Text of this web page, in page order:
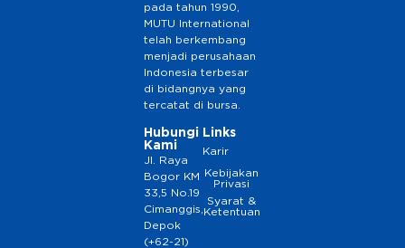
pada tahun 1990,
MUTU International
telah berkembang
menjadi perusahaan
Indonesia terbesar
di bidangnya yang
tercatat di bursa.
Hubungi
Kami
Jl. Raya
Bogor KM
33,5 No.19
Cimanggis,
Depok
(+62-21)
Links
Karir
Kebijakan
Privasi
Syarat &
Ketentuan